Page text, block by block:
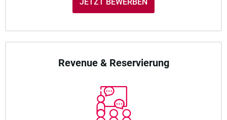
Revenue & Reservierung